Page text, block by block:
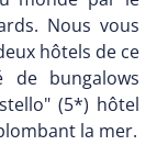
Nous vous
hôtels de ce
de bungalows
(5*) hôtel
la mer.